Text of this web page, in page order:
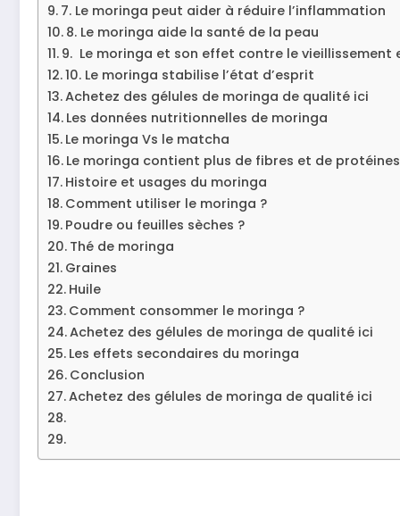
7. Le moringa peut aider à réduire l’inflammation
8. Le moringa aide la santé de la peau
9. Le moringa et son effet contre le vieillissement
10. Le moringa stabilise l’état d’esprit
Achetez des gélules de moringa de qualité ici
Les données nutritionnelles de moringa
Le moringa Vs le matcha
Le moringa contient plus de fibres et de protéines
Histoire et usages du moringa
Comment utiliser le moringa ?
Poudre ou feuilles sèches ?
Thé de moringa
Graines
Huile
Comment consommer le moringa ?
Achetez des gélules de moringa de qualité ici
Les effets secondaires du moringa
Conclusion
Achetez des gélules de moringa de qualité ici